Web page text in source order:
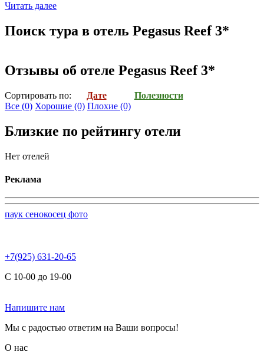
Читать далее
Поиск тура в отель Pegasus Reef 3*
Отзывы об отеле Pegasus Reef 3*
Cортировать по: Дате
Полезности
Все (0) Хорошие (0) Плохие (0)
Близкие по рейтингу отели
Нет отелей
Реклама
паук сенокосец фото
+7(925) 631-20-65
С 10-00 до 19-00
Напишите нам
Мы с радостью ответим на Ваши вопросы!
О нас